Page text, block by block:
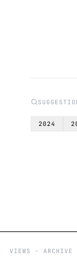
2024
VIEWS - ARCHIVE